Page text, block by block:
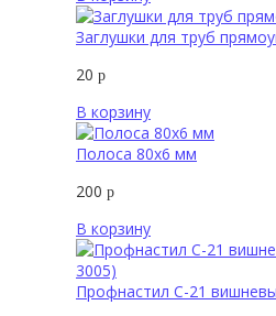
Заглушки для труб
20 р
В корзину
Полоса 80х6 мм
200 р
В корзину
Профнастил С-21